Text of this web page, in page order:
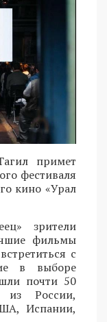
примет
фестиваля
кино «Урал
зрители
фильмы
с
в выборе
почти 50
из России,
Испании,